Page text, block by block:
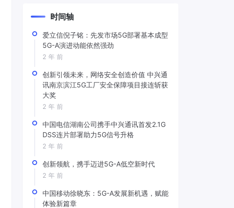
时间轴
爱立信倪子铭：先发市场5G部署基本成型
5G-A演进动能依然强劲
2 年 前
创新引领未来，网络安全创造价值 中兴通
讯南京滨江5G工厂安全保障项目接连斩获
大奖
2 年 前
中国电信湖南公司携手中兴通讯首发2.1G
DSS连片部署助力5G信号升格
2 年 前
创新领航，携手迈进5G-A低空新时代
2 年 前
中国移动徐晓东：5G-A发展新机遇，赋能
体验新篇章